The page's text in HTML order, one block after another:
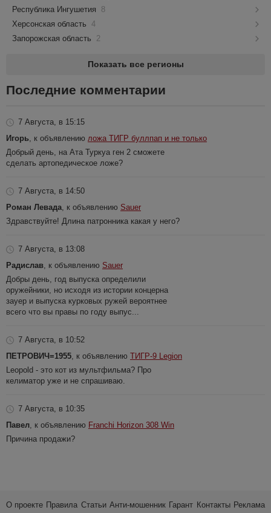
Республика Ингушетия
8
Херсонская область 4
Запорожская область
2
Показать все регионы
Последние комментарии
7 Августа, в 15:15
Игорь, к объявлению ложа ТИГР буллпап и не только
Добрый день, на Ата Туркуа ген 2 сможете
сделать артопедическое ложе?
7 Августа, в 14:50
Роман Левада, к объявлению Sauer
Здравствуйте! Длина патронника какая у него?
7 Августа, в 13:08
Радислав, к объявлению Sauer
Добры день, год выпуска определили
оружейники, но исходя из истории концерна
зауер и выпуска курковых ружей вероятнее
всего что вы правы по году выпус...
7 Августа, в 10:52
ПЕТРОВИЧ=1955, к объявлению ТИГР-9 Legion
Leopold - это кот из мультфильма? Про
келиматор уже и не спрашиваю.
7 Августа, в 10:35
Павел, к объявлению Franchi Horizon 308 Win
Причина продажи?
О проекте Правила Статьи Анти-мошенник Гарант Контакты Реклама